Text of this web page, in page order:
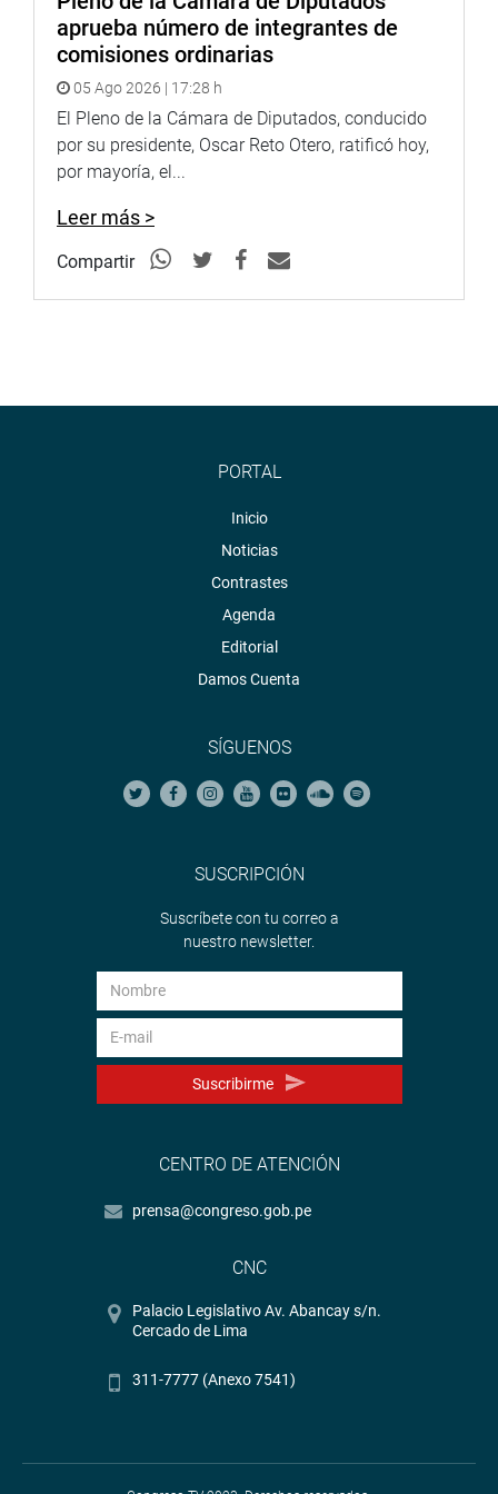
CHICLAYO
La legisladora María Acuña participó en la inauguración
Papa León XIV, instalada en la Municipalidad Provincial
de Chiclayo, iniciativa que pone en valor la Ruta del Papa.
aprueba número de integrantes de
comisiones ordinarias
05 Ago 2026 | 17:28 h
El Pleno de la Cámara de Diputados, conducido
por su presidente, Oscar Reto Otero, ratificó hoy,
por mayoría, el...
Leer más >
Compartir
PORTAL
Inicio
Noticias
Contrastes
Agenda
Editorial
Damos Cuenta
SÍGUENOS
SUSCRIPCIÓN
Suscríbete con tu correo a
nuestro newsletter.
Suscribirme
CENTRO DE ATENCIÓN
prensa@congreso.gob.pe
CNC
Palacio Legislativo Av. Abancay s/n.
Cercado de Lima
311-7777 (Anexo 7541)